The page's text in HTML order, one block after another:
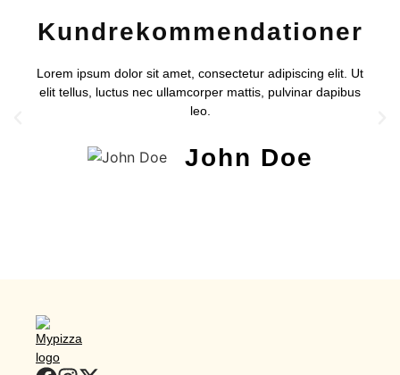
Kundrekommendationer
Lorem ipsum dolor sit amet, consectetur adipiscing elit. Ut
elit tellus, luctus nec ullamcorper mattis, pulvinar dapibus
leo.
John Doe